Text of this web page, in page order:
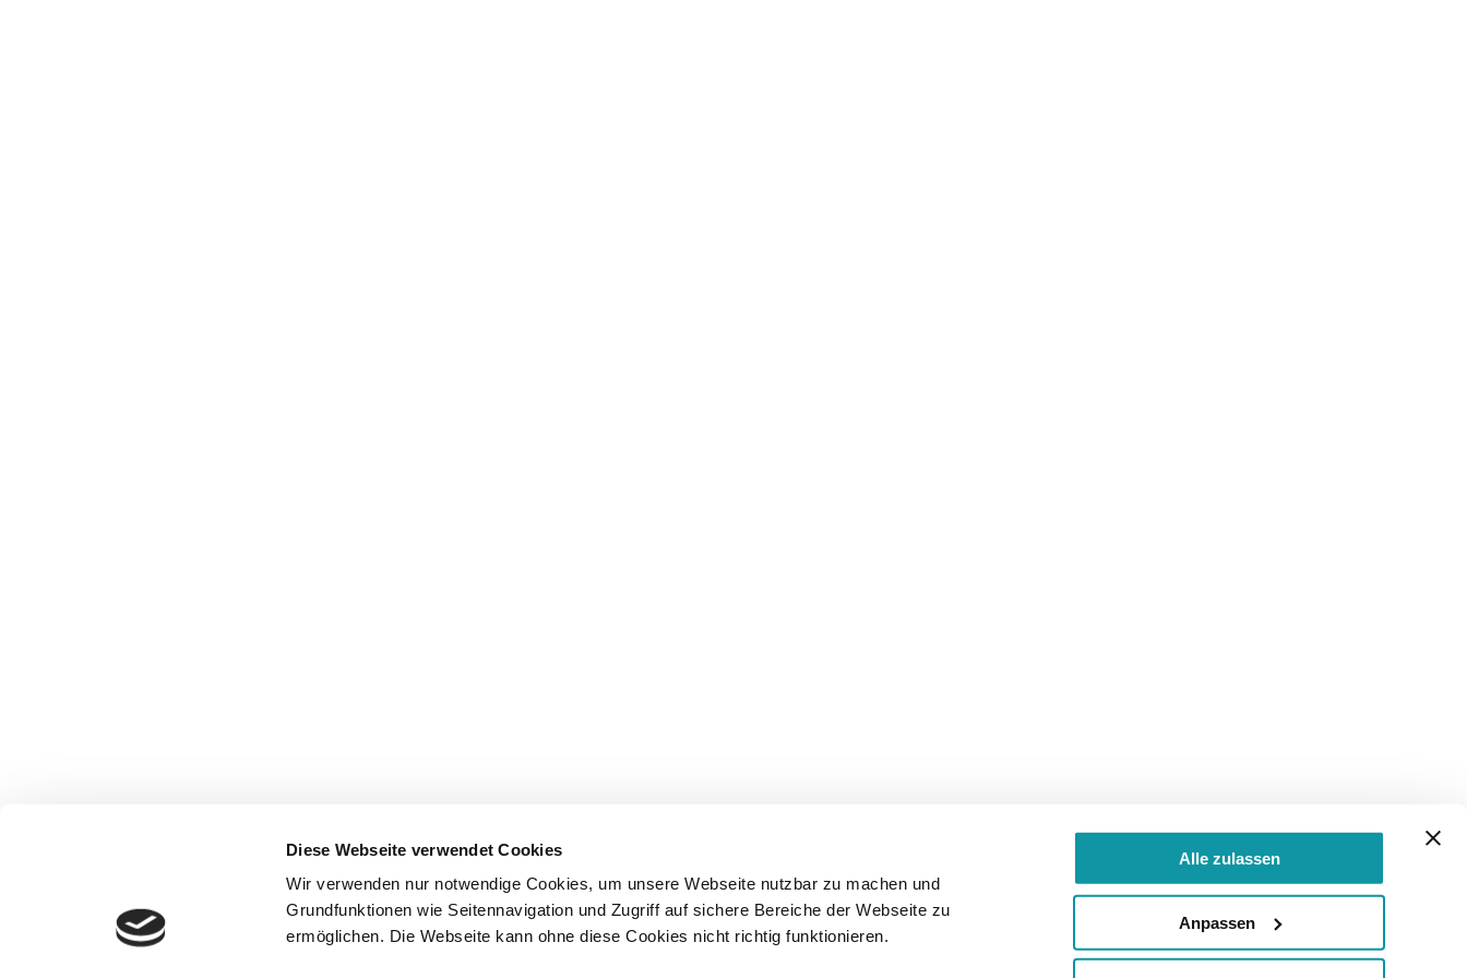
Diese Webseite verwendet Cookies
Wir verwenden nur notwendige Cookies, um unsere Webseite nutzbar zu machen und
Grundfunktionen wie Seitennavigation und Zugriff auf sichere Bereiche der Webseite zu
ermöglichen. Die Webseite kann ohne diese Cookies nicht richtig funktionieren.
Alle zulassen
Anpassen